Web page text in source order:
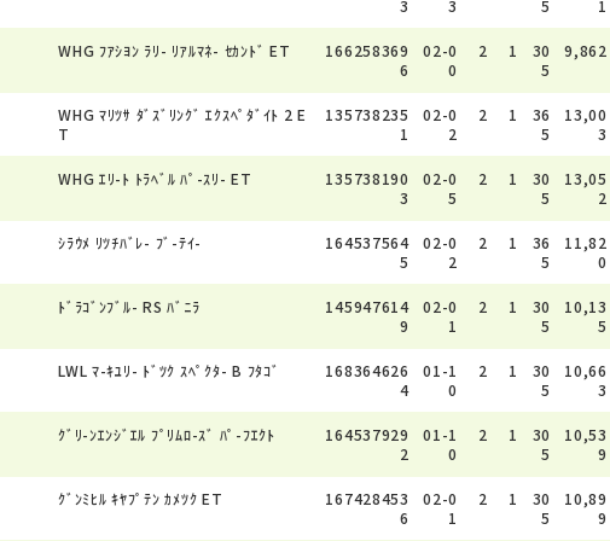
3 3 5 1
WHG ﾌｱｼﾖﾝ ﾗﾘ- ﾘｱﾙﾏﾈ- ｾｶﾝﾄﾞ ET
166258369
6
02-0
0
2 1
30
5
9,862
WHG ﾏﾘﾂｻ ﾀﾞｽﾞﾘﾝｸﾞ ｴｸｽﾍﾟﾀﾞｲﾄ 2 E
T
135738235
1
02-0
2
2 1
36
5
13,00
3
WHG ｴﾘ-ﾄ ﾄﾗﾍﾞﾙ ﾊﾟ-ｽﾘ- ET
135738190
3
02-0
5
2 1
30
5
13,05
2
ｼﾗｳﾒ ﾘﾂﾁﾊﾞﾚ- ﾌﾞ-ﾃｲ-
164537564
5
02-0
2
2 1
36
5
11,82
0
ﾄﾞﾗｺﾞﾝﾌﾞﾙ- RS ﾊﾞﾆﾗ
145947614
9
02-0
1
2 1
30
5
10,13
5
LWL ﾏ-ｷﾕﾘ- ﾄﾞﾂｸ ｽﾍﾟｸﾀ- B ﾌﾀｺﾞ
168364626
4
01-1
0
2 1
30
5
10,66
3
ｸﾞﾘ-ﾝｴﾝｼﾞｴﾙ ﾌﾟﾘﾑﾛ-ｽﾞ ﾊﾟ-ﾌｴｸﾄ
164537929
2
01-1
0
2 1
30
5
10,53
9
ｸﾞﾝﾐﾋﾙ ｷﾔﾌﾟﾃﾝ ｶﾒﾂｸ ET
167428453
6
02-0
1
2 1
30
5
10,89
9